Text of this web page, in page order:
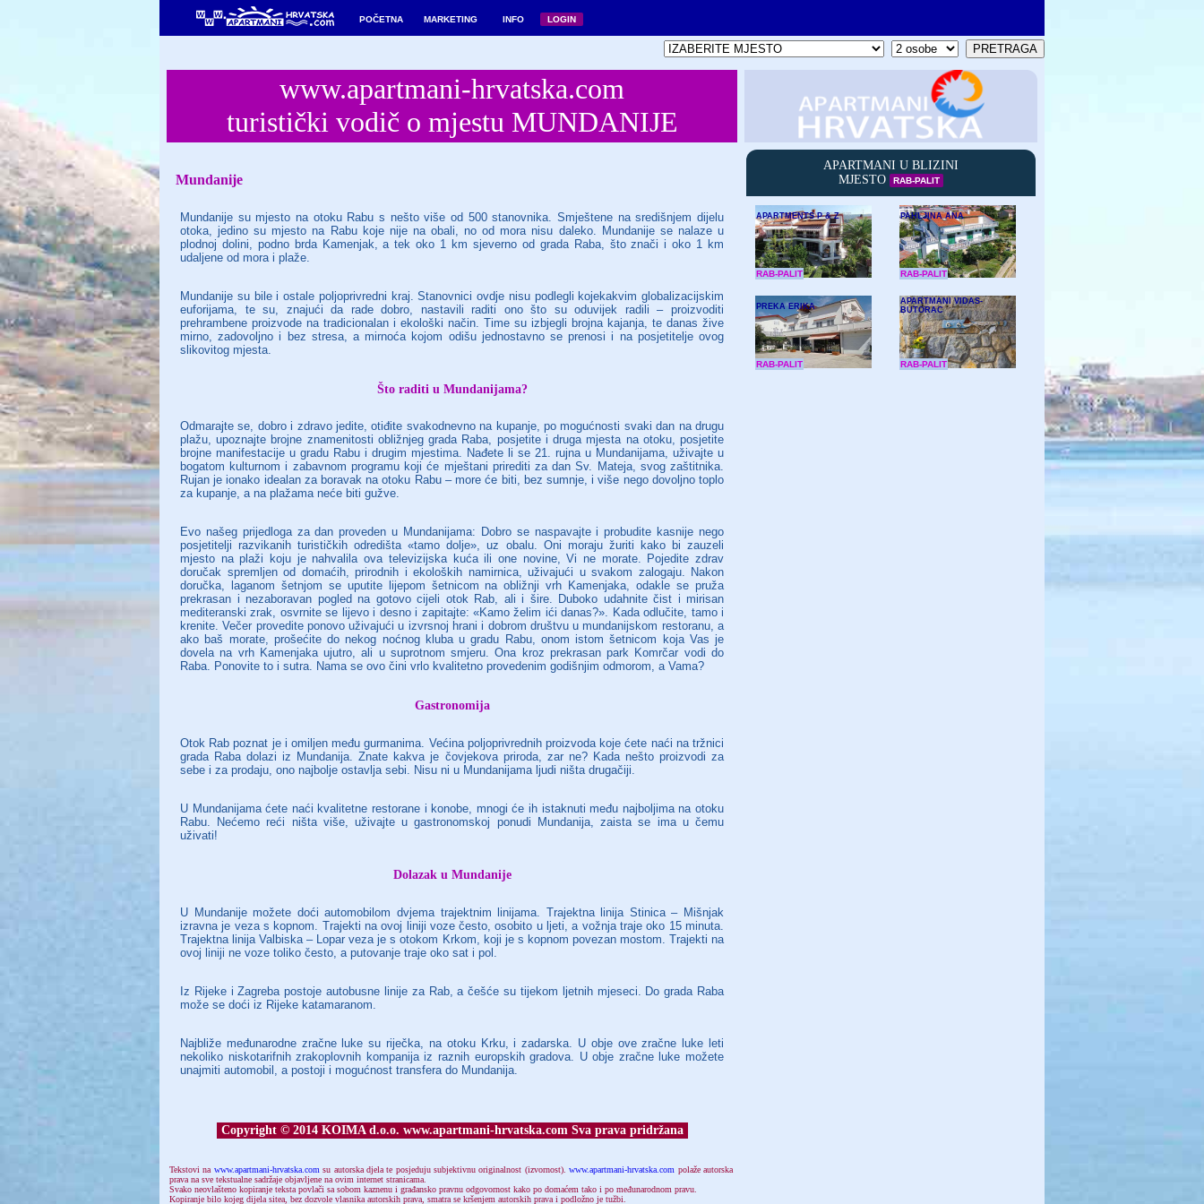
POČETNA MARKETING INFO LOGIN
www.apartmani-hrvatska.com
turistički vodič o mjestu MUNDANIJE
Mundanije
Mundanije su mjesto na otoku Rabu s nešto više od 500 stanovnika. Smještene na središnjem dijelu
otoka, jedino su mjesto na Rabu koje nije na obali, no od mora nisu daleko. Mundanije se nalaze u
plodnoj dolini, podno brda Kamenjak, a tek oko 1 km sjeverno od grada Raba, što znači i oko 1 km
udaljene od mora i plaže.
Mundanije su bile i ostale poljoprivredni kraj. Stanovnici ovdje nisu podlegli kojekakvim globalizacijskim
euforijama, te su, znajući da rade dobro, nastavili raditi ono što su oduvijek radili – proizvoditi
prehrambene proizvode na tradicionalan i ekološki način. Time su izbjegli brojna kajanja, te danas žive
mirno, zadovoljno i bez stresa, a mirnoća kojom odišu jednostavno se prenosi i na posjetitelje ovog
slikovitog mjesta.
Što raditi u Mundanijama?
Odmarajte se, dobro i zdravo jedite, otiđite svakodnevno na kupanje, po mogućnosti svaki dan na drugu
plažu, upoznajte brojne znamenitosti obližnjeg grada Raba, posjetite i druga mjesta na otoku, posjetite
brojne manifestacije u gradu Rabu i drugim mjestima. Nađete li se 21. rujna u Mundanijama, uživajte u
bogatom kulturnom i zabavnom programu koji će mještani prirediti za dan Sv. Mateja, svog zaštitnika.
Rujan je ionako idealan za boravak na otoku Rabu – more će biti, bez sumnje, i više nego dovoljno toplo
za kupanje, a na plažama neće biti gužve.
Evo našeg prijedloga za dan proveden u Mundanijama: Dobro se naspavajte i probudite kasnije nego
posjetitelji razvikanih turističkih odredišta «tamo dolje», uz obalu. Oni moraju žuriti kako bi zauzeli
mjesto na plaži koju je nahvalila ova televizijska kuća ili one novine, Vi ne morate. Pojedite zdrav
doručak spremljen od domaćih, prirodnih i ekoloških namirnica, uživajući u svakom zalogaju. Nakon
doručka, laganom šetnjom se uputite lijepom šetnicom na obližnji vrh Kamenjaka, odakle se pruža
prekrasan i nezaboravan pogled na gotovo cijeli otok Rab, ali i šire. Duboko udahnite čist i mirisan
mediteranski zrak, osvrnite se lijevo i desno i zapitajte: «Kamo želim ići danas?». Kada odlučite, tamo i
krenite. Večer provedite ponovo uživajući u izvrsnoj hrani i dobrom društvu u mundanijskom restoranu, a
ako baš morate, prošećite do nekog noćnog kluba u gradu Rabu, onom istom šetnicom koja Vas je
dovela na vrh Kamenjaka ujutro, ali u suprotnom smjeru. Ona kroz prekrasan park Komrčar vodi do
Raba. Ponovite to i sutra. Nama se ovo čini vrlo kvalitetno provedenim godišnjim odmorom, a Vama?
Gastronomija
Otok Rab poznat je i omiljen među gurmanima. Većina poljoprivrednih proizvoda koje ćete naći na tržnici
grada Raba dolazi iz Mundanija. Znate kakva je čovjekova priroda, zar ne? Kada nešto proizvodi za
sebe i za prodaju, ono najbolje ostavlja sebi. Nisu ni u Mundanijama ljudi ništa drugačiji.
U Mundanijama ćete naći kvalitetne restorane i konobe, mnogi će ih istaknuti među najboljima na otoku
Rabu. Nećemo reći ništa više, uživajte u gastronomskoj ponudi Mundanija, zaista se ima u čemu
uživati!
Dolazak u Mundanije
U Mundanije možete doći automobilom dvjema trajektnim linijama. Trajektna linija Stinica – Mišnjak
izravna je veza s kopnom. Trajekti na ovoj liniji voze često, osobito u ljeti, a vožnja traje oko 15 minuta.
Trajektna linija Valbiska – Lopar veza je s otokom Krkom, koji je s kopnom povezan mostom. Trajekti na
ovoj liniji ne voze toliko često, a putovanje traje oko sat i pol.
Iz Rijeke i Zagreba postoje autobusne linije za Rab, a češće su tijekom ljetnih mjeseci. Do grada Raba
može se doći iz Rijeke katamaranom.
Najbliže međunarodne zračne luke su riječka, na otoku Krku, i zadarska. U obje ove zračne luke leti
nekoliko niskotarifnih zrakoplovnih kompanija iz raznih europskih gradova. U obje zračne luke možete
unajmiti automobil, a postoji i mogućnost transfera do Mundanija.
APARTMANI U BLIZINI
MJESTO
RAB-PALIT
APARTMENTS P & Z
RAB-PALIT
PAHLJINA ANA
RAB-PALIT
PREKA ERIKA
RAB-PALIT
APARTMANI VIDAS-
BUTORAC
RAB-PALIT
Copyright © 2014 KOIMA d.o.o. www.apartmani-hrvatska.com Sva prava pridržana
Tekstovi na www.apartmani-hrvatska.com su autorska djela te posjeduju subjektivnu originalnost (izvornost).www.apartmani-hrvatska.com polaže autorska
prava na sve tekstualne sadržaje objavljene na ovim internet stranicama.
Svako neovlašteno kopiranje teksta povlači sa sobom kaznenu i građansko pravnu odgovornost kako po domaćem tako i po međunarodnom pravu.
Kopiranje bilo kojeg dijela sitea, bez dozvole vlasnika autorskih prava, smatra se kršenjem autorskih prava i podložno je tužbi.